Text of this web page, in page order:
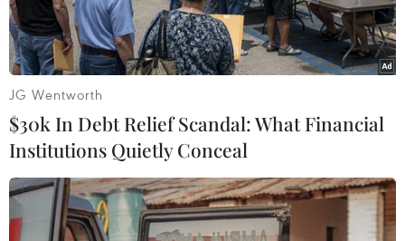
JG Wentworth
$30k In Debt Relief Scandal: What Financial
Institutions Quietly Conceal